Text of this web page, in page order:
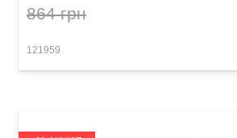
864 грн
121959